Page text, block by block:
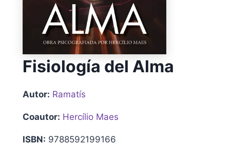
Fisiología del Alma
Autor: Ramatís
Coautor: Hercílio Maes
ISBN: 9788592199166